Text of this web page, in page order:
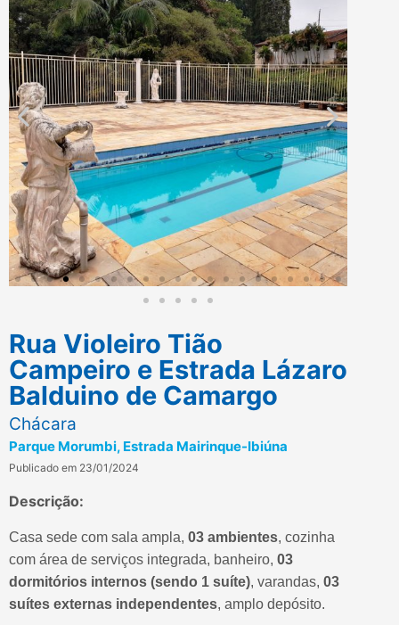
Rua Violeiro Tião
Campeiro e Estrada Lázaro
Balduino de Camargo
Chácara
Parque Morumbi, Estrada Mairinque-Ibiúna
Publicado em 23/01/2024
Descrição:
Casa sede com sala ampla, 03 ambientes, cozinha
com área de serviços integrada, banheiro, 03
dormitórios internos (sendo 1 suíte), varandas, 03
suítes externas independentes, amplo depósito.